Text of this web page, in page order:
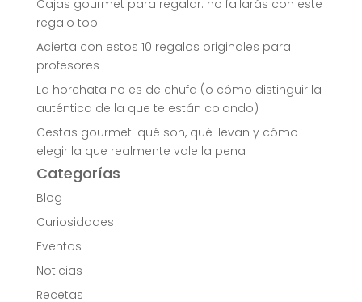
Cajas gourmet para regalar: no fallarás con este
regalo top
Acierta con estos 10 regalos originales para
profesores
La horchata no es de chufa (o cómo distinguir la
auténtica de la que te están colando)
Cestas gourmet: qué son, qué llevan y cómo
elegir la que realmente vale la pena
Categorías
Blog
Curiosidades
Eventos
Noticias
Recetas